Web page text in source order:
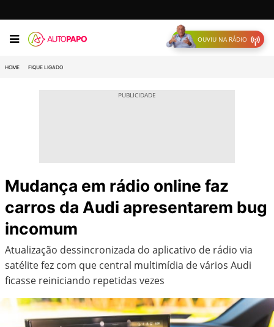
OUVIU NA RÁDIO
HOME FIQUE LIGADO
Mudança em rádio online faz
carros da Audi apresentarem bug
incomum
Atualização dessincronizada do aplicativo de rádio via
satélite fez com que central multimídia de vários Audi
ficasse reiniciando repetidas vezes